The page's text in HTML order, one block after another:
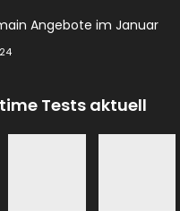
Angebote im Januar
Tests aktuell